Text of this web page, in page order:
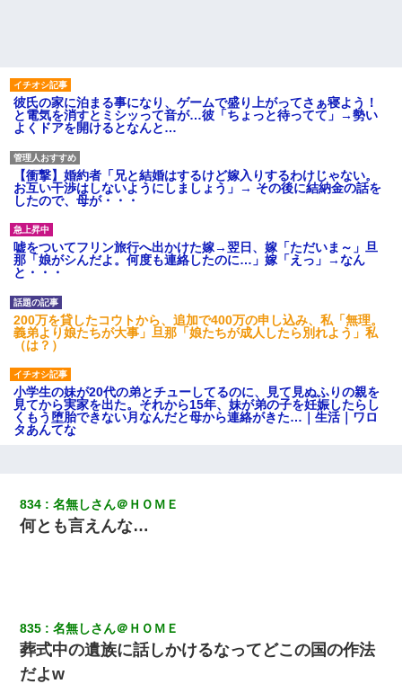
彼氏の家に泊まる事になり、ゲームで盛り上がってさぁ寝よう！
と電気を消すとミシッって音が…彼「ちょっと待ってて」→勢い
よくドアを開けるとなんと…
【衝撃】婚約者「兄と結婚はするけど嫁入りするわけじゃない。
お互い干渉はしないようにしましょう」→ その後に結納金の話を
したので、母が・・・
嘘をついてフリン旅行へ出かけた嫁→翌日、嫁「ただいま～」旦
那「娘がシんだよ。何度も連絡したのに…」嫁「えっ」→なん
と・・・
200万を貸したコウトから、追加で400万の申し込み、私「無理。
義弟より娘たちが大事」旦那「娘たちが成人したら別れよう」私
（は？）
小学生の妹が20代の弟とチューしてるのに、見て見ぬふりの親を
見てから実家を出た。それから15年、妹が弟の子を妊娠したらし
くもう堕胎できない月なんだと母から連絡がきた…｜生活｜ワロ
タあんてな
嫁に不倫されたから嫁と不倫相手に1000万の慰謝料請求した
妻「ずっと好きだった人と一緒になりたいから、わかれてくださ
い」→離婚後、娘と実家で生活してると…
834 名無しさん＠ＨＯＭＥ
何とも言えんな…
835 名無しさん＠ＨＯＭＥ
葬式中の遺族に話しかけるなってどこの国の作法
だよw